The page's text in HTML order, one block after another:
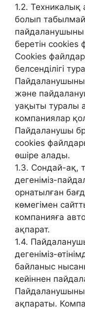
1.2. Техникалық
болып
пайдаланушыны
беретін
Cookies
белсенділігі
және
уақыты туралы
компаниялар
Пайдаланушы
cookies
өшіре алады.
1.3. Сондай-ақ,
дегеніміз-
орнатылған
көмегімен
компанияға
ақпарат.
1.4.
дегеніміз-
байланыс
кейіннен
ақпараты.